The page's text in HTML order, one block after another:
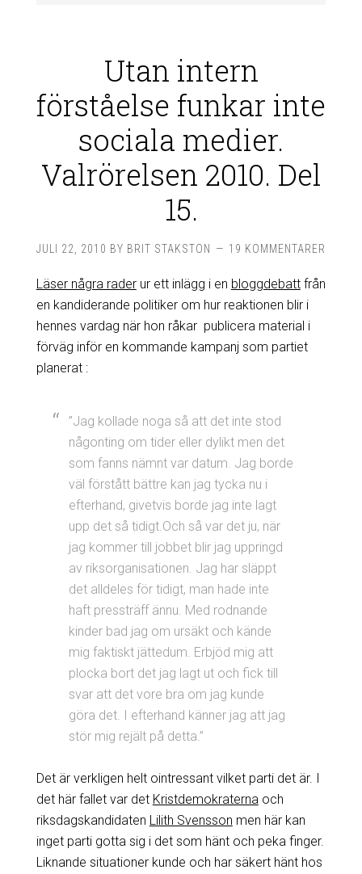
Utan intern
förståelse funkar inte
sociala medier.
Valrörelsen 2010. Del
15.
JULI 22, 2010 BY BRIT STAKSTON 19 KOMMENTARER
Läser några raderur ett inlägg i en bloggdebattfrån
en kandiderande politiker om hur reaktionen blir i
hennes vardag när hon råkar publicera material i
förväg inför en kommande kampanj som partiet
planerat :
”Jag kollade noga så att det inte stod
någonting om tider eller dylikt men det
som fanns nämnt var datum. Jag borde
väl förstått bättre kan jag tycka nu i
efterhand, givetvis borde jag inte lagt
upp det så tidigt.Och så var det ju, när
jag kommer till jobbet blir jag uppringd
av riksorganisationen. Jag har släppt
det alldeles för tidigt, man hade inte
haft pressträff ännu. Med rodnande
kinder bad jag om ursäkt och kände
mig faktiskt jättedum. Erbjöd mig att
plocka bort det jag lagt ut och fick till
svar att det vore bra om jag kunde
göra det. I efterhand känner jag att jag
stör mig rejält på detta.”
Det är verkligen helt ointressant vilket parti det är. I
det här fallet var det Kristdemokraterna och
riksdagskandidaten Lilith Svensson men här kan
inget parti gotta sig i det som hänt och peka finger.
Liknande situationer kunde och har säkert hänt hos